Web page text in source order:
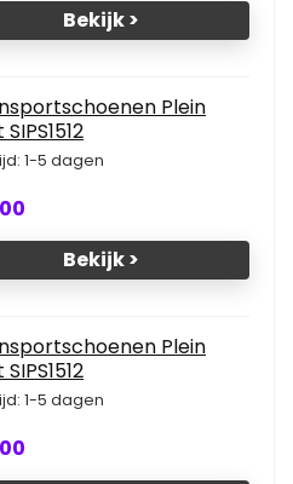
Bekijk >
Plein
1-5 dagen
Bekijk >
Plein
1-5 dagen